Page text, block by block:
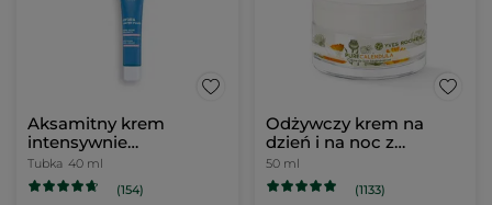
Aksamitny krem
intensywnie
nawilżający do skóry
suchej i wrażliwej 40 ml
Tubka 40 ml
(154)
Odżywczy krem na
dzień i na noc z
nagietkiem
50 ml
(1133)